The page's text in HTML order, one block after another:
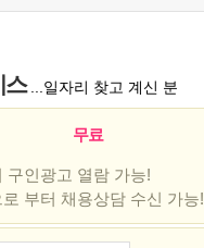
스 ...일자리 찾고 계신 분
무료
구인광고 열람 가능!
부터 채용상담 수신 가능!